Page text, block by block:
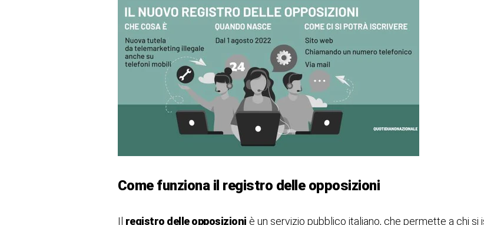
Come funziona il registro delle opposizioni
Il registro delle opposizioni è un servizio pubblico italiano, che permette a chi